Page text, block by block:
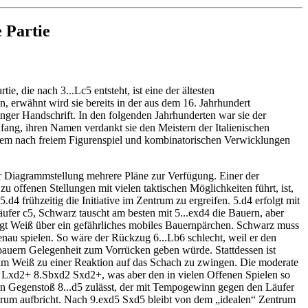
Partie
die nach 3...Lc5 entsteht, ist eine der ältesten
erwähnt wird sie bereits in der aus dem 16. Jahrhundert
Handschrift. In den folgenden Jahrhunderten war sie der
ihren Namen verdankt sie den Meistern der Italienischen
nach freiem Figurenspiel und kombinatorischen Verwicklungen
Diagrammstellung mehrere Pläne zur Verfügung. Einer der
zu offenen Stellungen mit vielen taktischen Möglichkeiten führt, ist,
frühzeitig die Initiative im Zentrum zu ergreifen. 5.d4 erfolgt mit
c5, Schwarz tauscht am besten mit 5...exd4 die Bauern, aber
Weiß über ein gefährliches mobiles Bauernpärchen. Schwarz muss
spielen. So wäre der Rückzug 6...Lb6 schlecht, weil er den
Gelegenheit zum Vorrücken geben würde. Stattdessen ist
Weiß zu einer Reaktion auf das Schach zu zwingen. Die moderate
8.Sbxd2 Sxd2+, was aber den in vielen Offenen Spielen so
Gegenstoß 8...d5 zulässt, der mit Tempogewinn gegen den Läufer
aufbricht. Nach 9.exd5 Sxd5 bleibt von dem „idealen“ Zentrum